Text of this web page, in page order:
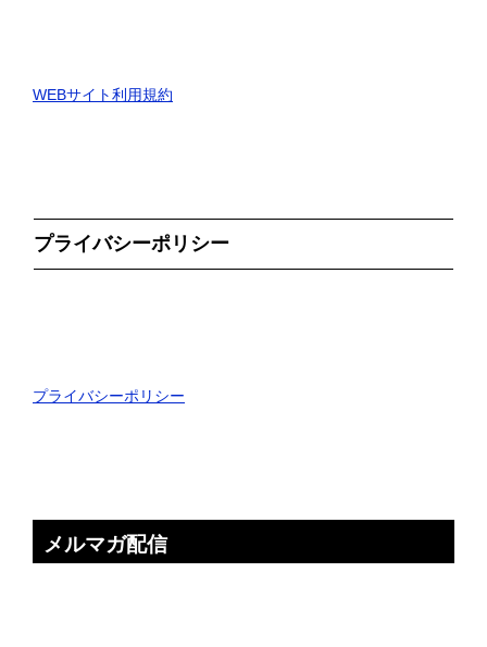
WEBサイト利用規約
プライバシーポリシー
プライバシーポリシー
メルマガ配信